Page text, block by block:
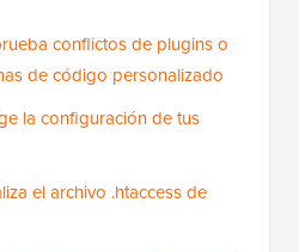
conflictos de plugins o
de código personalizado
la configuración de tus
el archivo .htaccess de